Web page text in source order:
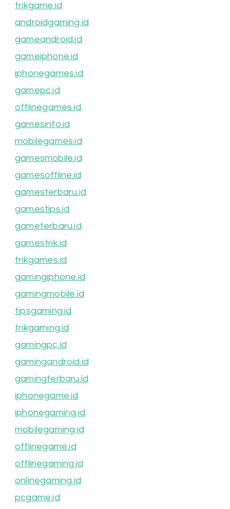
trikgame.id
androidgaming.id
gameandroid.id
gameiphone.id
iphonegames.id
gamepc.id
offlinegames.id
gamesinfo.id
mobilegames.id
gamesmobile.id
gamesoffline.id
gamesterbaru.id
gamestips.id
gameterbaru.id
gamestrik.id
trikgames.id
gamingiphone.id
gamingmobile.id
tipsgaming.id
trikgaming.id
gamingpc.id
gamingandroid.id
gamingterbaru.id
iphonegame.id
iphonegaming.id
mobilegaming.id
offlinegame.id
offlinegaming.id
onlinegaming.id
pcgame.id